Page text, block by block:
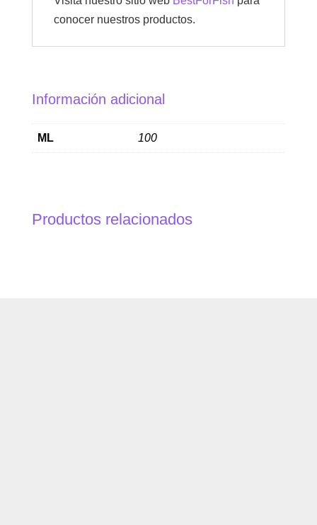
conocer nuestros productos.
Información adicional
ML 100
Productos relacionados